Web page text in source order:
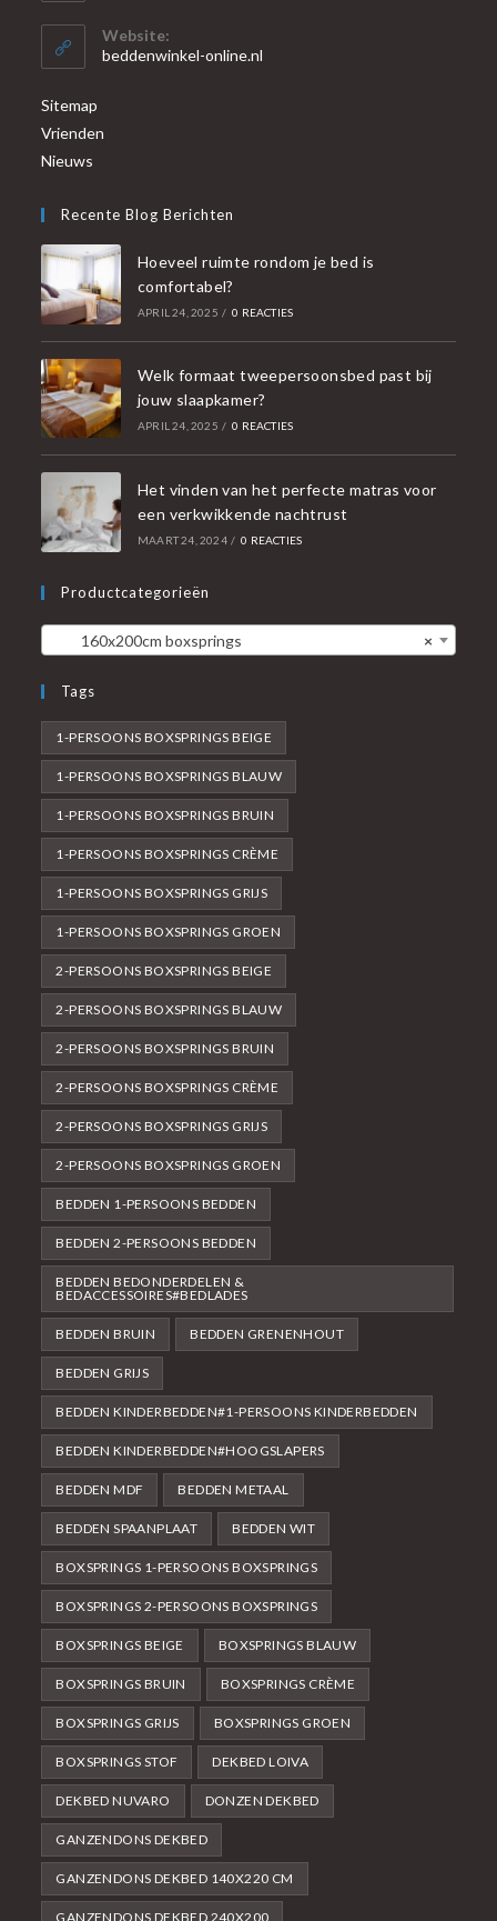
Website:
beddenwinkel-online.nl
Sitemap
Vrienden
Nieuws
Recente Blog Berichten
Hoeveel ruimte rondom je bed is
comfortabel?
APRIL 24, 2025 / 0 REACTIES
Welk formaat tweepersoonsbed past bij
jouw slaapkamer?
APRIL 24, 2025 / 0 REACTIES
Het vinden van het perfecte matras voor
een verkwikkende nachtrust
MAART 24, 2024 / 0 REACTIES
Productcategorieën
×
160x200cm boxsprings
Tags
1-PERSOONS BOXSPRINGS BEIGE
1-PERSOONS BOXSPRINGS BLAUW
1-PERSOONS BOXSPRINGS BRUIN
1-PERSOONS BOXSPRINGS CRÈME
1-PERSOONS BOXSPRINGS GRIJS
1-PERSOONS BOXSPRINGS GROEN
2-PERSOONS BOXSPRINGS BEIGE
2-PERSOONS BOXSPRINGS BLAUW
2-PERSOONS BOXSPRINGS BRUIN
2-PERSOONS BOXSPRINGS CRÈME
2-PERSOONS BOXSPRINGS GRIJS
2-PERSOONS BOXSPRINGS GROEN
BEDDEN 1-PERSOONS BEDDEN
BEDDEN 2-PERSOONS BEDDEN
BEDDEN BEDONDERDELEN &
BEDACCESSOIRES#BEDLADES
BEDDEN BRUIN BEDDEN GRENENHOUT
BEDDEN GRIJS
BEDDEN KINDERBEDDEN#1-PERSOONS KINDERBEDDEN
BEDDEN KINDERBEDDEN#HOOGSLAPERS
BEDDEN MDF BEDDEN METAAL
BEDDEN SPAANPLAAT BEDDEN WIT
BOXSPRINGS 1-PERSOONS BOXSPRINGS
BOXSPRINGS 2-PERSOONS BOXSPRINGS
BOXSPRINGS BEIGE BOXSPRINGS BLAUW
BOXSPRINGS BRUIN BOXSPRINGS CRÈME
BOXSPRINGS GRIJS BOXSPRINGS GROEN
BOXSPRINGS STOF DEKBED LOIVA
DEKBED NUVARO DONZEN DEKBED
GANZENDONS DEKBED
GANZENDONS DEKBED 140X220 CM
GANZENDONS DEKBED 240X200